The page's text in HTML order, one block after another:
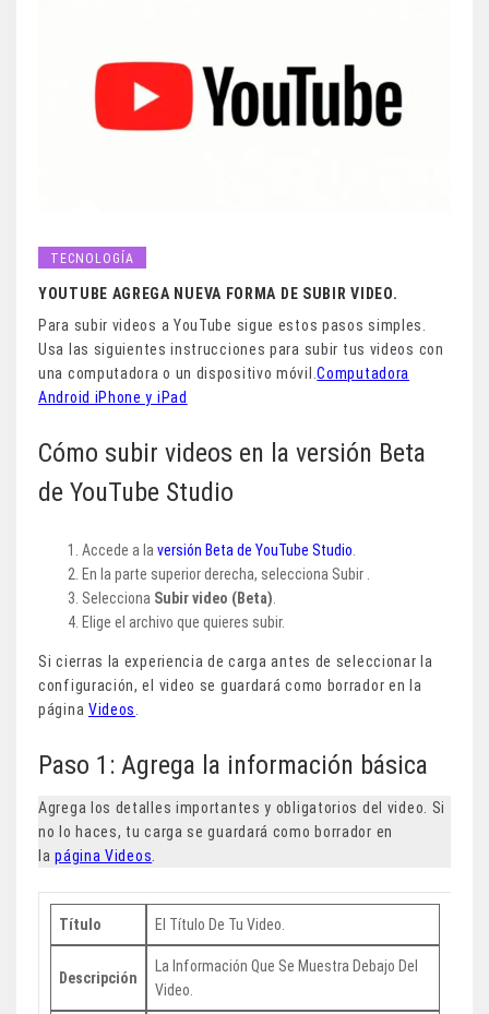
TECNOLOGÍA
YOUTUBE AGREGA NUEVA FORMA DE SUBIR VIDEO.
Para subir videos a YouTube sigue estos pasos simples.
Usa las siguientes instrucciones para subir tus videos con
una computadora o un dispositivo móvil.Computadora
Android iPhone y iPad
Cómo subir videos en la versión Beta
de YouTube Studio
Accede a la versión Beta de YouTube Studio
En la parte superior derecha, selecciona Subir .
Selecciona Subir video (Beta)
Elige el archivo que quieres subir.
​Si cierras la experiencia de carga antes de seleccionar la
configuración, el video se guardará como borrador en la
página Videos
Paso 1: Agrega la información básica
Agrega los detalles importantes y obligatorios del video. Si
no lo haces, tu carga se guardará como borrador en
lapágina Videos
Título El Título De Tu Video.
Descripción
La Información Que Se Muestra Debajo Del
Video.